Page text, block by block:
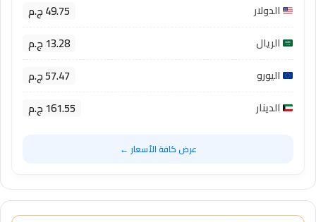
الدولار 49.75 ج.م
الريال 13.28 ج.م
اليورو 57.47 ج.م
الدينار 161.55 ج.م
عرض كافة الأسعار ←